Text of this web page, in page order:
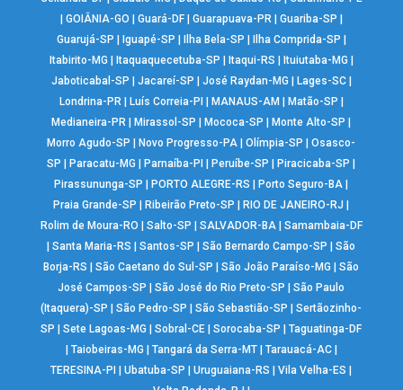
GOIÂNIA-GO Guará-DF| Guarapuava-PR| Guariba-SP
Guarujá-SP
Iguapé-SP Ilha Bela-SP Ilha Comprida-SP
Itabirito-MG
Itaquaquecetuba-SP Itaqui-RS Ituiutaba-MG
Jaboticabal-SP
Jacareí-SP José Raydan-MG Lages-SC|
Londrina-PR| Luís Correia-PI MANAUS-AM Matão-SP
Medianeira-PR
Mirassol-SP Mococa-SP Monte Alto-SP
Morro Agudo-SP
Novo Progresso-PA |Olímpia-SP |Osasco-
SP
Paracatu-MG Parnaíba-PI Peruíbe-SP Piracicaba-SP
Pirassununga-SP
PORTO ALEGRE-RS Porto Seguro-BA
Praia Grande-SP
Ribeirão Preto-SP RIO DE JANEIRO-RJ
Rolim de Moura-RO
Salto-SP SALVADOR-BA| Samambaia-DF
|Santa Maria-RS |Santos-SP |São Bernardo Campo-SP |São
Borja-RS
|São Caetano do Sul-SP |São João Paraíso-MG |São
José Campos-SP
|São José do Rio Preto-SP |São Paulo
(Itaquera)-SP
|São Pedro-SP |São Sebastião-SP |Sertãozinho-
SP
|Sete Lagoas-MG |Sobral-CE |Sorocaba-SP |Taguatinga-DF
Taiobeiras-MG Tangará da Serra-MT| Tarauacá-AC|
TERESINA-PI
|Ubatuba-SP |Uruguaiana-RS |Vila Velha-ES